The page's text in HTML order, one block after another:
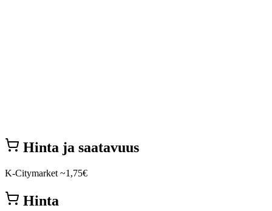
Hinta ja saatavuus
K-Citymarket ~1,75€
Hinta